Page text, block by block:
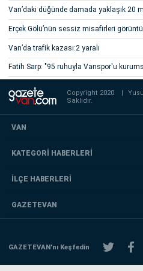
Van’daki düğünde damada yaklaşık 20
Erçek Gölü’nün sessiz misafirleri
Van’da trafik kazası:2 yaralı
Fatih Sarp: "95 ruhuyla Vanspor'u
Copyright 2020 |
Saklıdır.
VAN
KATEGORİ HABERLERİ
İLÇE HABERLERİ
GAZETEVAN
GAZETEVAN'nı Keşfedin